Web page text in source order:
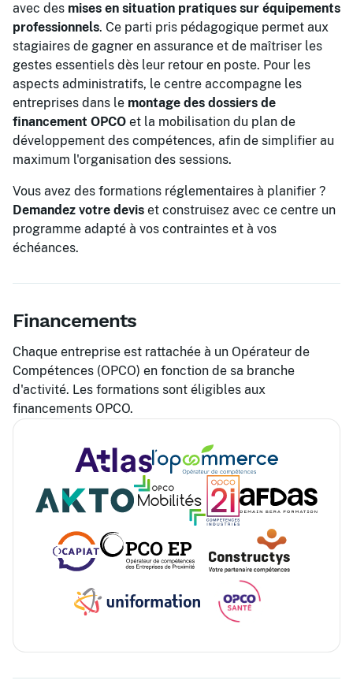
avec des mises en situation pratiques sur équipements
professionnels. Ce parti pris pédagogique permet aux
stagiaires de gagner en assurance et de maîtriser les
gestes essentiels dès leur retour en poste. Pour les
aspects administratifs, le centre accompagne les
entreprises dans le montage des dossiers de
financement OPCO et la mobilisation du plan de
développement des compétences, afin de simplifier au
maximum l'organisation des sessions.
Vous avez des formations réglementaires à planifier ?
Demandez votre devis et construisez avec ce centre un
programme adapté à vos contraintes et à vos
échéances.
Financements
Chaque entreprise est rattachée à un Opérateur de
Compétences (OPCO) en fonction de sa branche
d'activité. Les formations sont éligibles aux
financements OPCO.